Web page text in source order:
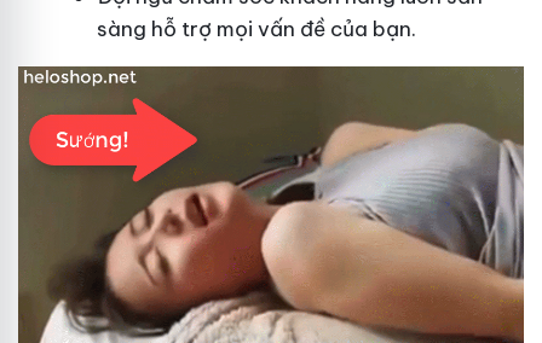
sàng hỗ trợ mọi vấn đề của bạn.